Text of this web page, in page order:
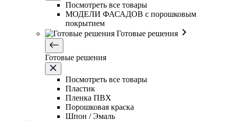
Посмотреть все товары
МОДЕЛИ ФАСАДОВ с порошковым
покрытием
Готовые решения
Готовые решения
Посмотреть все товары
Пластик
Пленка ПВХ
Порошковая краска
Шпон / Эмаль